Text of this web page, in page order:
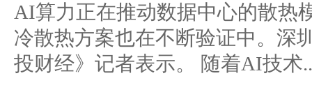
AI算力正在推动数据中心的散热
冷散热方案也在不断验证中。深
投财经》记者表示。 随着AI技术